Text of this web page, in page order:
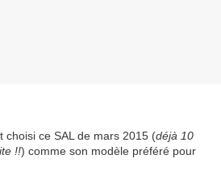
choisi ce SAL de mars 2015 (déjà 10
!!) comme son modèle préféré pour